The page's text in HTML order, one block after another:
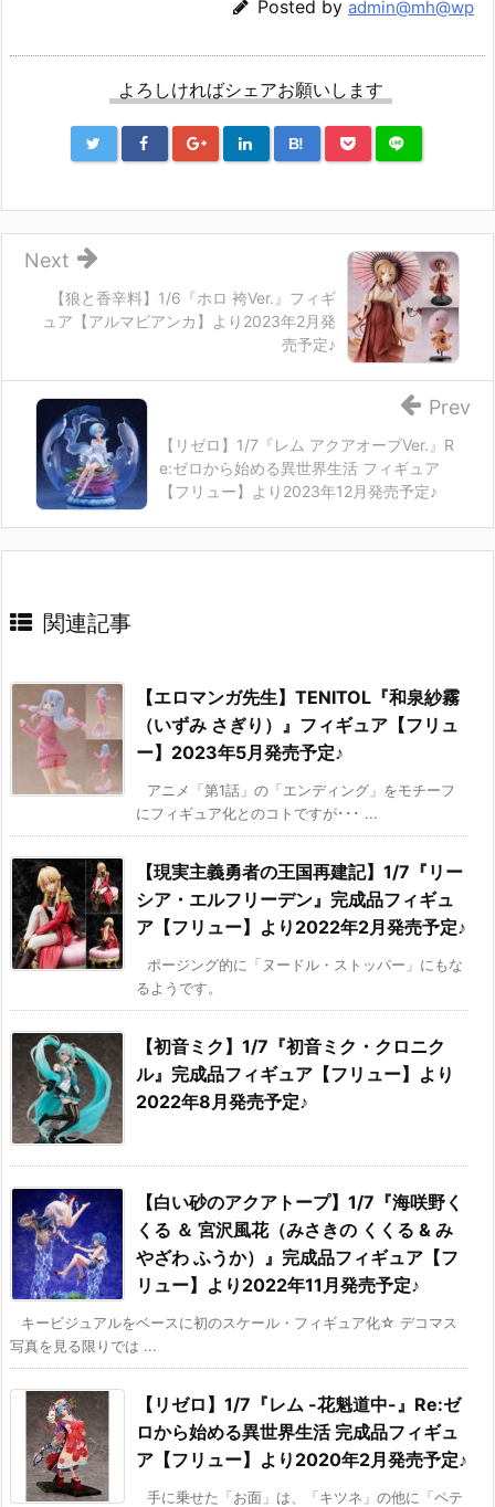
Posted by admin@mh@wp
よろしければシェアお願いします
B!
【狼と香辛料】1/6『ホロ 袴Ver.』フィギ
ュア【アルマビアンカ】より2023年2月発
売予定♪
Next
【リゼロ】1/7『レム アクアオーブVer.』R
e:ゼロから始める異世界生活 フィギュア
【フリュー】より2023年12月発売予定♪
Prev
関連記事
【エロマンガ先生】TENITOL『和泉紗霧
（いずみ さぎり）』フィギュア【フリュ
ー】2023年5月発売予定♪
アニメ「第1話」の「エンディング」をモチーフ
にフィギュア化とのコトですが･･･ ...
【現実主義勇者の王国再建記】1/7『リー
シア・エルフリーデン』完成品フィギュ
ア【フリュー】より2022年2月発売予定♪
ポージング的に「ヌードル・ストッパー」にもな
るようです。
【初音ミク】1/7『初音ミク・クロニク
ル』完成品フィギュア【フリュー】より
2022年8月発売予定♪
【白い砂のアクアトープ】1/7『海咲野く
くる ＆ 宮沢風花（みさきの くくる & み
やざわ ふうか）』完成品フィギュア【フ
リュー】より2022年11月発売予定♪
キービジュアルをベースに初のスケール・フィギュア化☆ デコマス
写真を見る限りでは ...
【リゼロ】1/7『レム -花魁道中-』Re:ゼ
ロから始める異世界生活 完成品フィギュ
ア【フリュー】より2020年2月発売予定♪
手に乗せた「お面」は、「キツネ」の他に「ペテ